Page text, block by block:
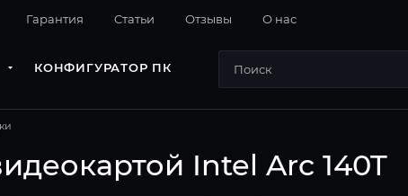
Гарантия Cтатьи Отзывы О нас
КОНФИГУРАТОР ПК
Intel Arc 140T